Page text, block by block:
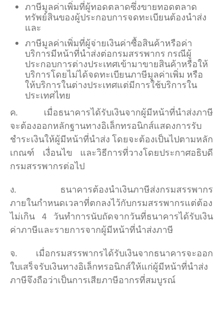
ภาษีมูลค่าเพิ่มที่ผู้ทอดตลาดซึ่งขายทอดตลาด
ทรัพย์สินของผู้ประกอบการจดทะเบียนต้องนำส่ง
และ
ภาษีมูลค่าเพิ่มที่ผู้จ่ายเงินค่าซื้อสินค้าหรือค่า
บริการมีหน้าที่นำส่งต่อกรมสรรพากร กรณีผู้
ประกอบการต่างประเทศเข้ามาขายสินค้าหรือให้
บริการโดยไม่ได้จดทะเบียนภาษีมูลค่าเพิ่ม หรือ
ให้บริการในต่างประเทศแต่มีการใช้บริการใน
ประเทศไทย
ค. เมื่อธนาคารได้รับเงินจากผู้มีหน้าที่นำส่งภาษี
จะต้องออกหลักฐานทางอิเล็กทรอนิกส์แสดงการรับ
ชำระเงินให้ผู้มีหน้าที่นำส่ง โดยจะต้องเป็นไปตามหลัก
เกณฑ์ เงื่อนไข และวิธีการที่วางโดยประกาศอธิบดี
กรมสรรพากรต่อไป
ง. ธนาคารต้องนำเงินภาษีส่งกรมสรรพากร
ภายในกำหนดเวลาที่ตกลงไว้กับกรมสรรพากรแต่ต้อง
ไม่เกิน 4 วันทำการนับถัดจากวันที่ธนาคารได้รับเงิน
ค่าภาษีและรายการจากผู้มีหน้าที่นำส่งภาษี
จ. เมื่อกรมสรรพากรได้รับเงินจากธนาคารจะออก
ใบเสร็จรับเงินทางอิเล็กทรอนิกส์ให้แก่ผู้มีหน้าที่นำส่ง
ภาษีจึงถือว่าเป็นการเสียภาษีอากรที่สมบูรณ์